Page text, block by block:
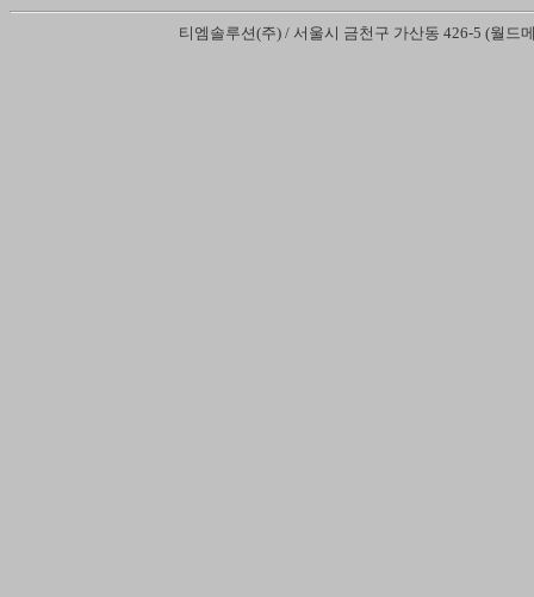
티엠솔루션(주) / 서울시 금천구 가산동 426-5 (월드